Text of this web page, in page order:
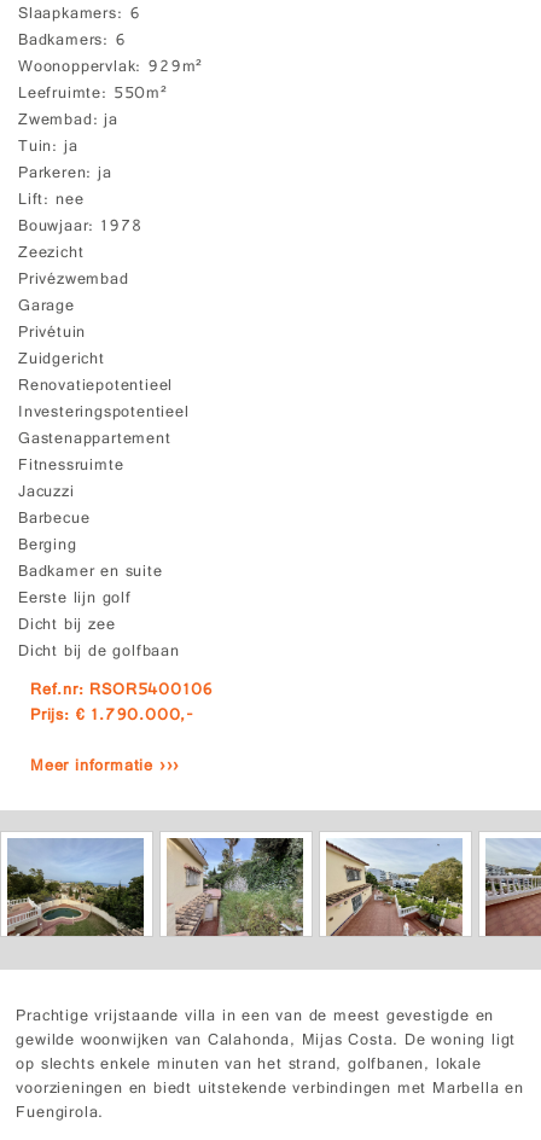
Slaapkamers 6
Badkamers 6
Woonoppervlak 929m²
Leefruimte 550m²
Zwembad ja
Tuin ja
Parkeren ja
Lift nee
Bouwjaar 1978
Zeezicht
Privézwembad
Garage
Privétuin
Zuidgericht
Renovatiepotentieel
Investeringspotentieel
Gastenappartement
Fitnessruimte
Jacuzzi
Barbecue
Berging
Badkamer en suite
Eerste lijn golf
Dicht bij zee
Dicht bij de golfbaan
Ref.nr: RSOR5400106
Prijs: € 1.790.000,-
Meer informatie ›››
Prachtige vrijstaande villa in een van de meest gevestigde en
gewilde woonwijken van Calahonda, Mijas Costa. De woning ligt
op slechts enkele minuten van het strand, golfbanen, lokale
voorzieningen en biedt uitstekende verbindingen met Marbella en
Fuengirola.